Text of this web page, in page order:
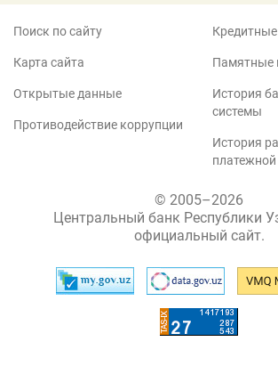
Поиск по сайту
Карта сайта
Открытые данные
Противодействие коррупции
Памятные
История
системы
История
© 2005–2026
Центральный банк Республики
официальный сайт.